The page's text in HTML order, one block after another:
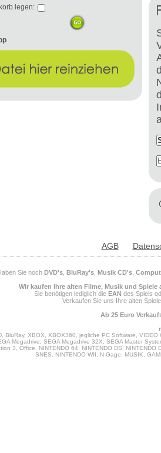
legen:
AGB
Sie noch DVD's, BluRay's, Musik CD's,
Wir kaufen Ihre alten Filme, Musik und Spiele
Sie benötigen lediglich die EAN des Spiels
Verkaufen Sie uns Ihre alten
Ab 25 Euro
BluRay, XBOX, XBOX360, jegliche PC Software,
Megadrive, SEGA Megadrive 32X, SEGA Master
3, Office, NINTENDO 64, NINTENDO DS,
SNES, NINTENDO WII, N-Gage, MUSIK,